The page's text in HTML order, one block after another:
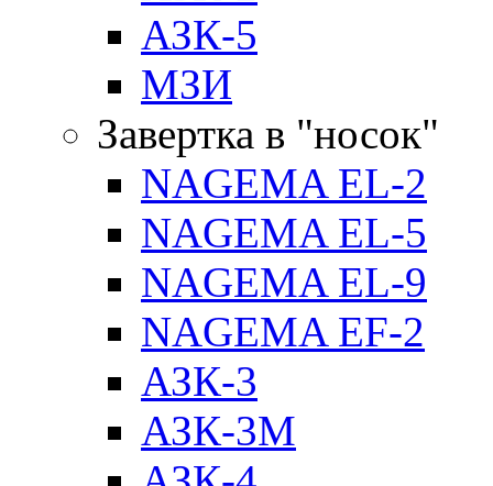
АЗК-5
МЗИ
Завертка в "носок"
NAGEMA EL-2
NAGEMA EL-5
NAGEMA EL-9
NAGEMA EF-2
АЗК-3
АЗК-3М